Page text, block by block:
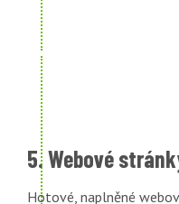
5. Webové
Hotové, naplněné